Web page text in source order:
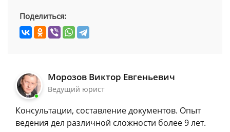
Поделиться:
Морозов Виктор Евгеньевич
Ведущий юрист
Консультации, составление документов. Опыт
ведения дел различной сложности более 9 лет.